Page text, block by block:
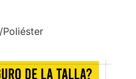
Poliéster